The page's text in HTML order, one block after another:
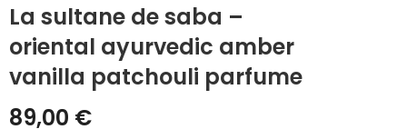
La sultane de saba –
oriental ayurvedic amber
vanilla patchouli parfume
89,00 €